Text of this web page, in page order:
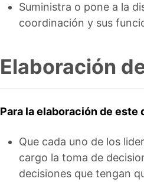
Suministra o pone a la
coordinación y sus
Elaboración
Para la elaboración de
Que cada uno de los
cargo la toma de
decisiones que tengan